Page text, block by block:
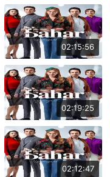
02:15:56
02:19:25
02:12:47